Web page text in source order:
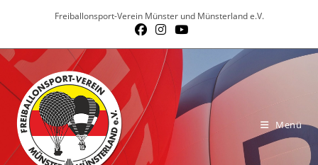
Freiballonsport-Verein Münster und Münsterland e.V.
Menü